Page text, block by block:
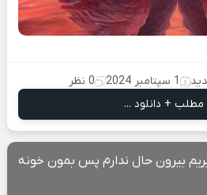
1 سپتامبر 2024
0 نظر
مطلب + دانلود ...
بیرون حال ندارم پس بمون خونه